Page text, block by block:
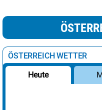
ÖSTERREICH WETTER
Heute